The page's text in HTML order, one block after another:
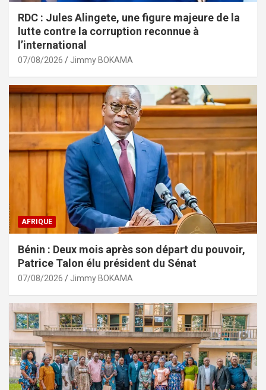
RDC : Jules Alingete, une figure majeure de la
lutte contre la corruption reconnue à
l’international
07/08/2026 Jimmy BOKAMA
AFRIQUE
Bénin : Deux mois après son départ du pouvoir,
Patrice Talon élu président du Sénat
07/08/2026 Jimmy BOKAMA